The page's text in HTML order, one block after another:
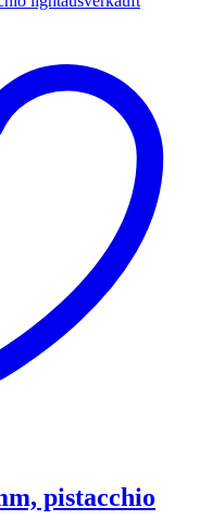
pistacchio